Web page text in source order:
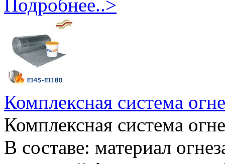
Подробнее..>
Комплексная система
Комплексная система
В составе: материал